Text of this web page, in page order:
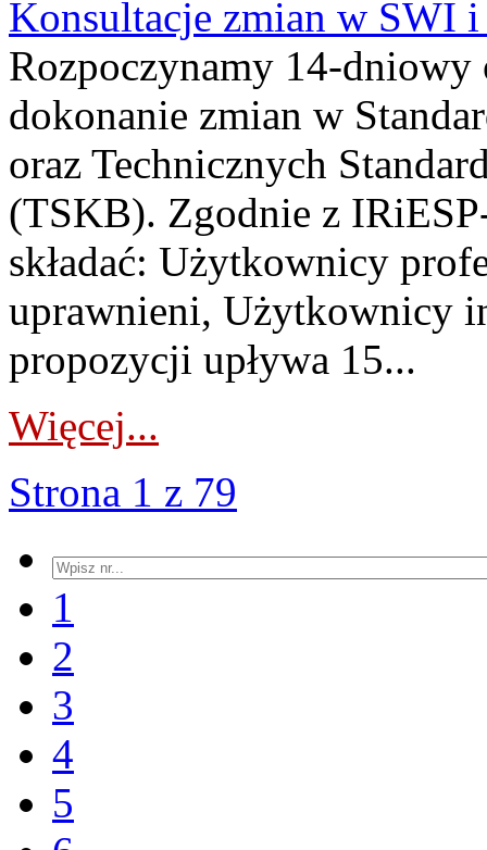
Konsultacje zmian w SWI
Rozpoczynamy 14-
dokonanie zmian w
oraz Technicznych
(TSKB). Zgodnie z
składać: Użytkownicy
uprawnieni, Użytkownicy
propozycji upływa 15...
Więcej...
Strona 1 z 79
1
2
3
4
5